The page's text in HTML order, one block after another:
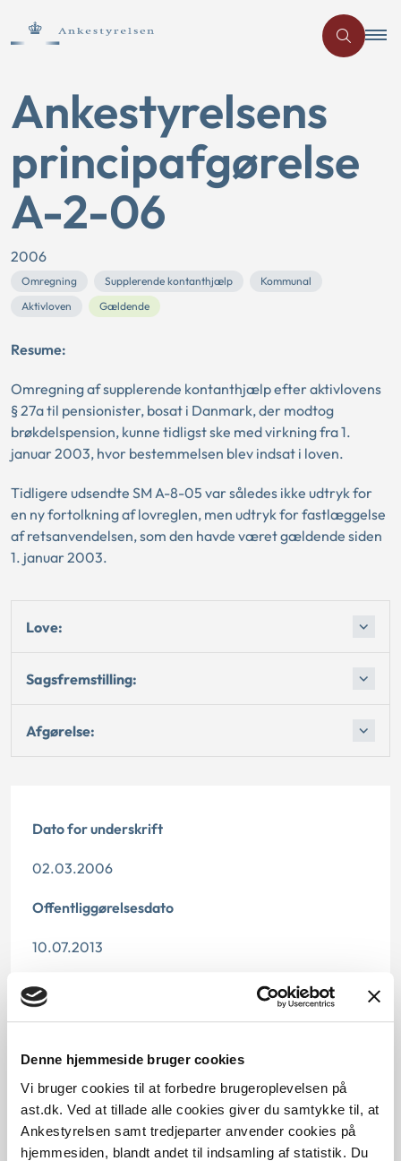
Denne hjemmeside bruger cookies
Vi bruger cookies til at forbedre brugeroplevelsen på
ast.dk. Ved at tillade alle cookies giver du samtykke til, at
Ankestyrelsen samt tredjeparter anvender cookies på
hjemmesiden, blandt andet til indsamling af statistik. Du
Ankestyrelsens
principafgørelse
A-2-06
2006
Omregning Supplerende kontanthjælp
Kommunal
Aktivloven
Gældende
Resume:
Omregning af supplerende kontanthjælp efter aktivlovens
§ 27a til pensionister, bosat i Danmark, der modtog
brøkdelspension, kunne tidligst ske med virkning fra 1.
januar 2003, hvor bestemmelsen blev indsat i loven.
Tidligere udsendte SM A-8-05 var således ikke udtryk for
en ny fortolkning af lovreglen, men udtryk for fastlæggelse
af retsanvendelsen, som den havde været gældende siden
1. januar 2003.
Love:
Sagsfremstilling:
Afgørelse:
Dato for underskrift
02.03.2006
Offentliggørelsesdato
10.07.2013
Paragraf
§ 27a
Journalnummer
2000583-05